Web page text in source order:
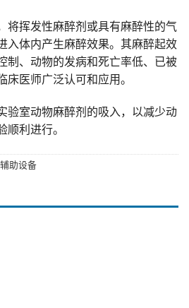
将挥发性麻醉剂或具有麻醉性的气
入体内产生麻醉效果。其麻醉起效
制、动物的发病和死亡率低、已被
床医师广泛认可和应用。
验室动物麻醉剂的吸入，以减少动
顺利进行。
助设备